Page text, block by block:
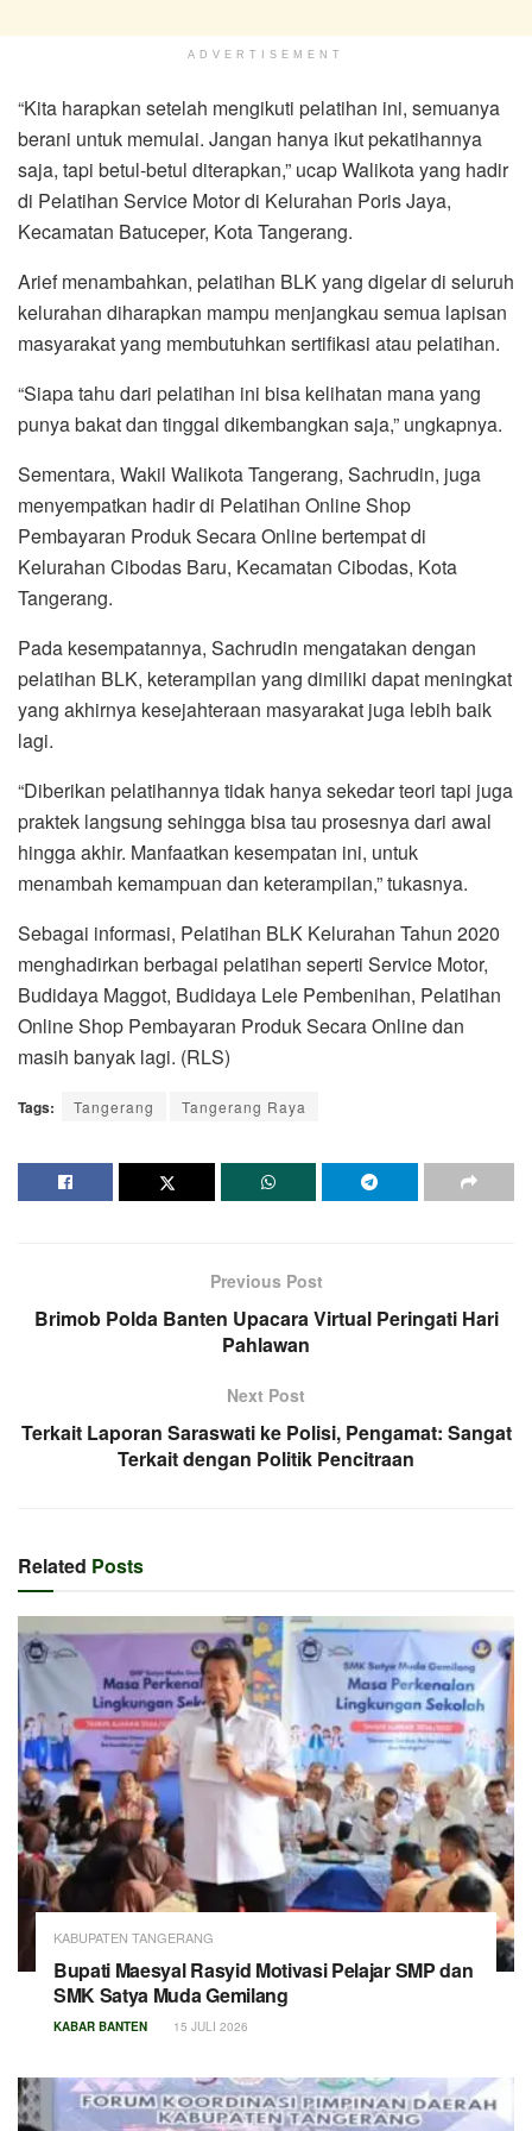
ADVERTISEMENT
“Kita harapkan setelah mengikuti pelatihan ini, semuanya
berani untuk memulai. Jangan hanya ikut pekatihannya
saja, tapi betul-betul diterapkan,” ucap Walikota yang hadir
di Pelatihan Service Motor di Kelurahan Poris Jaya,
Kecamatan Batuceper, Kota Tangerang.
Arief menambahkan, pelatihan BLK yang digelar di seluruh
kelurahan diharapkan mampu menjangkau semua lapisan
masyarakat yang membutuhkan sertifikasi atau pelatihan.
“Siapa tahu dari pelatihan ini bisa kelihatan mana yang
punya bakat dan tinggal dikembangkan saja,” ungkapnya.
Sementara, Wakil Walikota Tangerang, Sachrudin, juga
menyempatkan hadir di Pelatihan Online Shop
Pembayaran Produk Secara Online bertempat di
Kelurahan Cibodas Baru, Kecamatan Cibodas, Kota
Tangerang.
Pada kesempatannya, Sachrudin mengatakan dengan
pelatihan BLK, keterampilan yang dimiliki dapat meningkat
yang akhirnya kesejahteraan masyarakat juga lebih baik
lagi.
“Diberikan pelatihannya tidak hanya sekedar teori tapi juga
praktek langsung sehingga bisa tau prosesnya dari awal
hingga akhir. Manfaatkan kesempatan ini, untuk
menambah kemampuan dan keterampilan,” tukasnya.
Sebagai informasi, Pelatihan BLK Kelurahan Tahun 2020
menghadirkan berbagai pelatihan seperti Service Motor,
Budidaya Maggot, Budidaya Lele Pembenihan, Pelatihan
Online Shop Pembayaran Produk Secara Online dan
masih banyak lagi. (RLS)
Tags: Tangerang Tangerang Raya
Previous Post
Brimob Polda Banten Upacara Virtual Peringati Hari
Pahlawan
Next Post
Terkait Laporan Saraswati ke Polisi, Pengamat: Sangat
Terkait dengan Politik Pencitraan
Related Posts
KABUPATEN TANGERANG
Bupati Maesyal Rasyid Motivasi Pelajar SMP dan
SMK Satya Muda Gemilang
KABAR BANTEN 15 JULI 2026